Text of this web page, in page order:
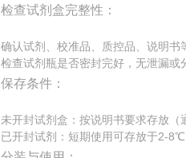
检查试剂盒完整性：
确认试剂、校准品、质控品、说明书
检查试剂瓶是否密封完好，无泄漏或
保存条件：
未开封试剂盒：按说明书要求存放（
已开封试剂：短期使用可存放于2-